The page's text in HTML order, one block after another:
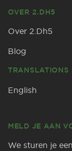
OVER 2.DH5
Over 2.Dh5
Blog
TRANSLATIONS
English
MELD JE AAN
We sturen je